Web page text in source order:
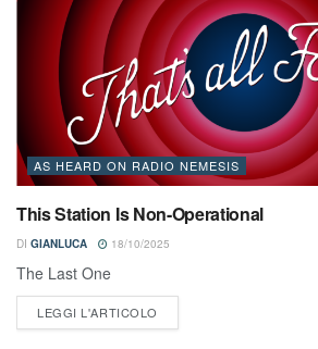
AS HEARD ON RADIO NEMESIS
This Station Is Non-Operational
DI GIANLUCA 18/10/2025
The Last One
LEGGI L'ARTICOLO